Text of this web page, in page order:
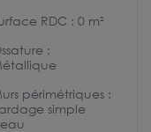
RDC : 0 m²
:
périmétriques :
simple